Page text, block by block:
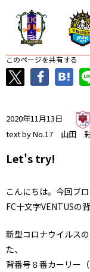
このページを共有する
2020年11月13日
text by No.17 山田
Let's try!
こんにちは。今回ブ
FC十文字VENTUSの
新型コロナウイルス
た、
背番号８番カーリー